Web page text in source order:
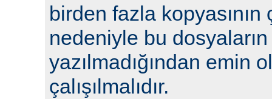
birden fazla kopyasının
nedeniyle bu
yazılmadığından emin
çalışılmalıdır.